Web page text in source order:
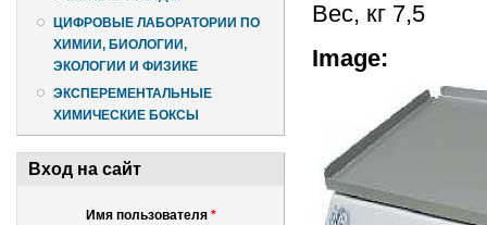
ЦИФРОВЫЕ ЛАБОРАТОРИИ ПО
ХИМИИ, БИОЛОГИИ,
ЭКОЛОГИИ И ФИЗИКЕ
ЭКСПЕРЕМЕНТАЛЬНЫЕ
ХИМИЧЕСКИЕ БОКСЫ
Вход на сайт
Имя пользователя *
Вес, кг 7,5
Image: